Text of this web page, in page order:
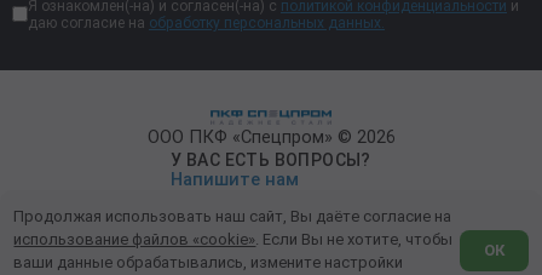
Я ознакомлен(-на) и согласен(-на) с политикой конфиденциальности и
даю согласие на обработку персональных данных.
ООО ПКФ «Спецпром» © 2026
У ВАС ЕСТЬ ВОПРОСЫ?
Напишите нам
Политика конфиденциальности
Обработка персональных данных
Продолжая использовать наш сайт, Вы даёте согласие на
использование файлов «cookie» . Если Вы не хотите, чтобы
ваши данные обрабатывались, измените настройки
ОК